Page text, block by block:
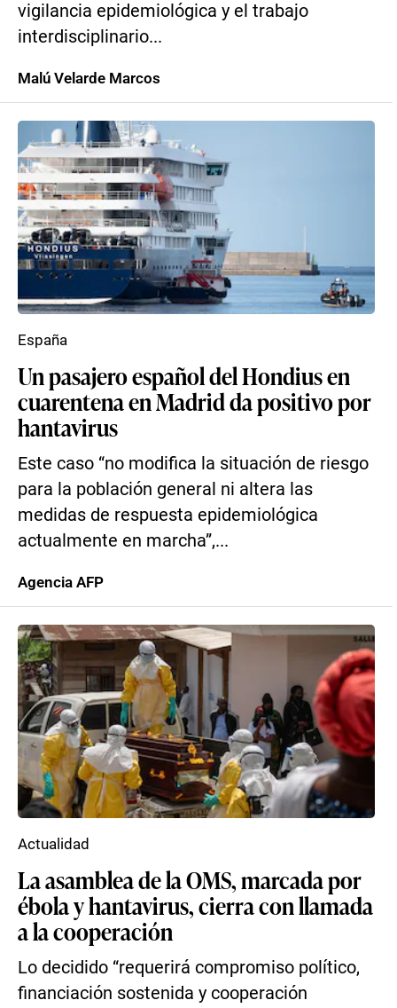
vigilancia epidemiológica y el trabajo
interdisciplinario...
Malú Velarde Marcos
Un pasajero español del Hondius en
cuarentena en Madrid da positivo por
hantavirus
Este caso “no modifica la situación de riesgo
para la población general ni altera las
medidas de respuesta epidemiológica
actualmente en marcha”,...
España
Agencia AFP
La asamblea de la OMS, marcada por
ébola y hantavirus, cierra con llamada
a la cooperación
Lo decidido “requerirá compromiso político,
financiación sostenida y cooperación
Actualidad